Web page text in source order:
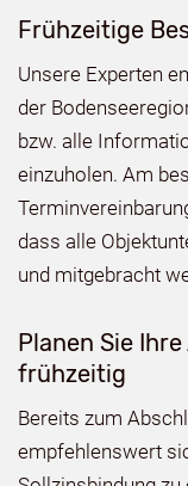
Frühzeitige
Unsere Experten
der
bzw. alle
einzuholen. Am
dass alle
und mitgebracht
Planen Sie
frühzeitig
Bereits zum
empfehlenswert